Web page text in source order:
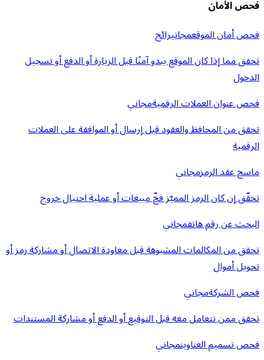
فحص الأمان
فحص أمان الموقعمجانيرائج
تحقق مما إذا كان الموقع يبدو آمنًا قبل الزيارة أو الدفع أو تسجيل
الدخول
فحص عنوان العملات الرقميةمجاني
تحقق من المحافظ والعقود قبل إرسال أو الموافقة على العملات
الرقمية
ماسح عقد الرمزمجاني
تحقّق إن كان الرمز المميّز فخّ مبيعات أو عملية احتيال خروج
البحث عن رقم هاتفمجاني
تحقق من المكالمات المشبوهة قبل معاودة الاتصال أو مشاركة رمز أو
تحويل أموال
فحص الشركةمجاني
تحقق ممن تتعامل معه قبل التوقيع أو الدفع أو مشاركة المستندات
فحص تسميم العناوينمجاني